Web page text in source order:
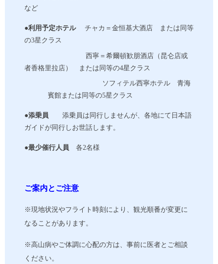
など
●利用予定ホテル チャカ＝金恒基大酒店 または同等
の3星クラス
西寧＝希爾頓歓朋酒店（昆仑店或
者香格里拉店）
または同等の4星クラス
ソフィテル西寧ホテル 青海
賓館または同等の5星クラス
●添乗員 添乗員は同行しませんが、各地にて日本語
ガイドが同行しお世話します。
●最少催行人員 各2名様
ご案内とご注意
※現地状況やフライト時刻により、観光順番が変更に
なることがあります。
※高山病やご体調に心配の方は、事前に医者とご相談
ください。